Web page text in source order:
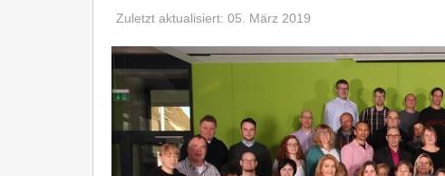
Zuletzt aktualisiert: 05. März 2019